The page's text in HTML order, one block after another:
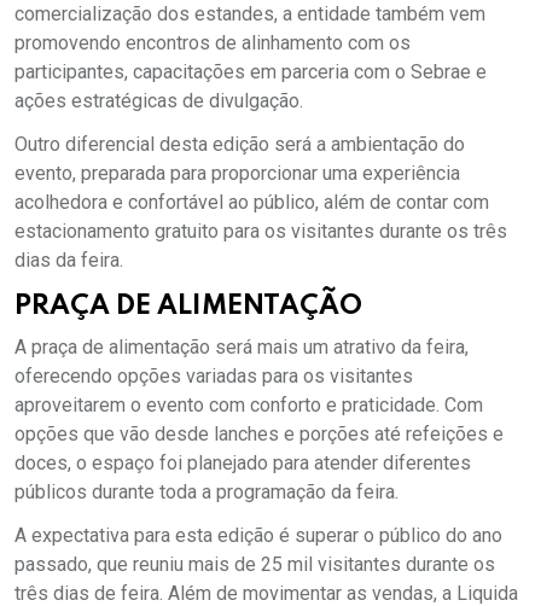
comercialização dos estandes, a entidade também vem
promovendo encontros de alinhamento com os
participantes, capacitações em parceria com o Sebrae e
ações estratégicas de divulgação.
Outro diferencial desta edição será a ambientação do
evento, preparada para proporcionar uma experiência
acolhedora e confortável ao público, além de contar com
estacionamento gratuito para os visitantes durante os três
dias da feira.
PRAÇA DE ALIMENTAÇÃO
A praça de alimentação será mais um atrativo da feira,
oferecendo opções variadas para os visitantes
aproveitarem o evento com conforto e praticidade. Com
opções que vão desde lanches e porções até refeições e
doces, o espaço foi planejado para atender diferentes
públicos durante toda a programação da feira.
A expectativa para esta edição é superar o público do ano
passado, que reuniu mais de 25 mil visitantes durante os
três dias de feira. Além de movimentar as vendas, a Liquida